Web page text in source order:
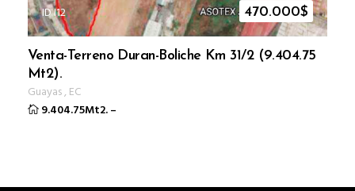
ID I12 470.000$
Venta-Terreno Duran-Boliche Km 31/2 (9.404.75
Mt2).
Guayas, EC
9.404.75Mt2.–